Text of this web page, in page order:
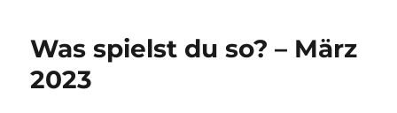
so?
Was spielst du so? – März
2023